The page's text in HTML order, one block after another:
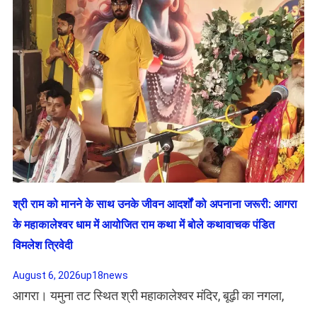
​श्री राम को मानने के साथ उनके जीवन आदर्शों को अपनाना जरूरी: आगरा
के महाकालेश्वर धाम में आयोजित राम कथा में बोले कथावाचक पंडित
विमलेश त्रिवेदी
August 6, 2026up18news
आगरा। यमुना तट स्थित श्री महाकालेश्वर मंदिर, बूढ़ी का नगला,